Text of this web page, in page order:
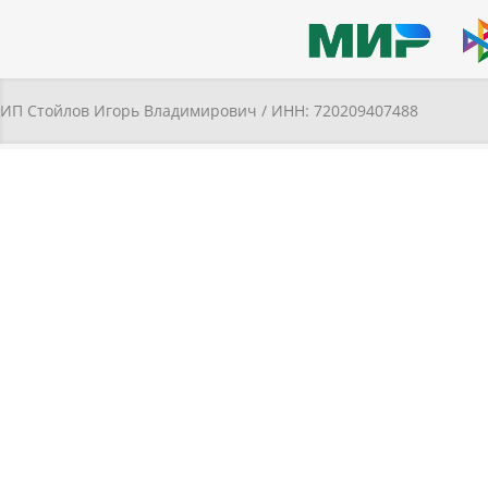
ИП Стойлов Игорь Владимирович / ИНН: 720209407488